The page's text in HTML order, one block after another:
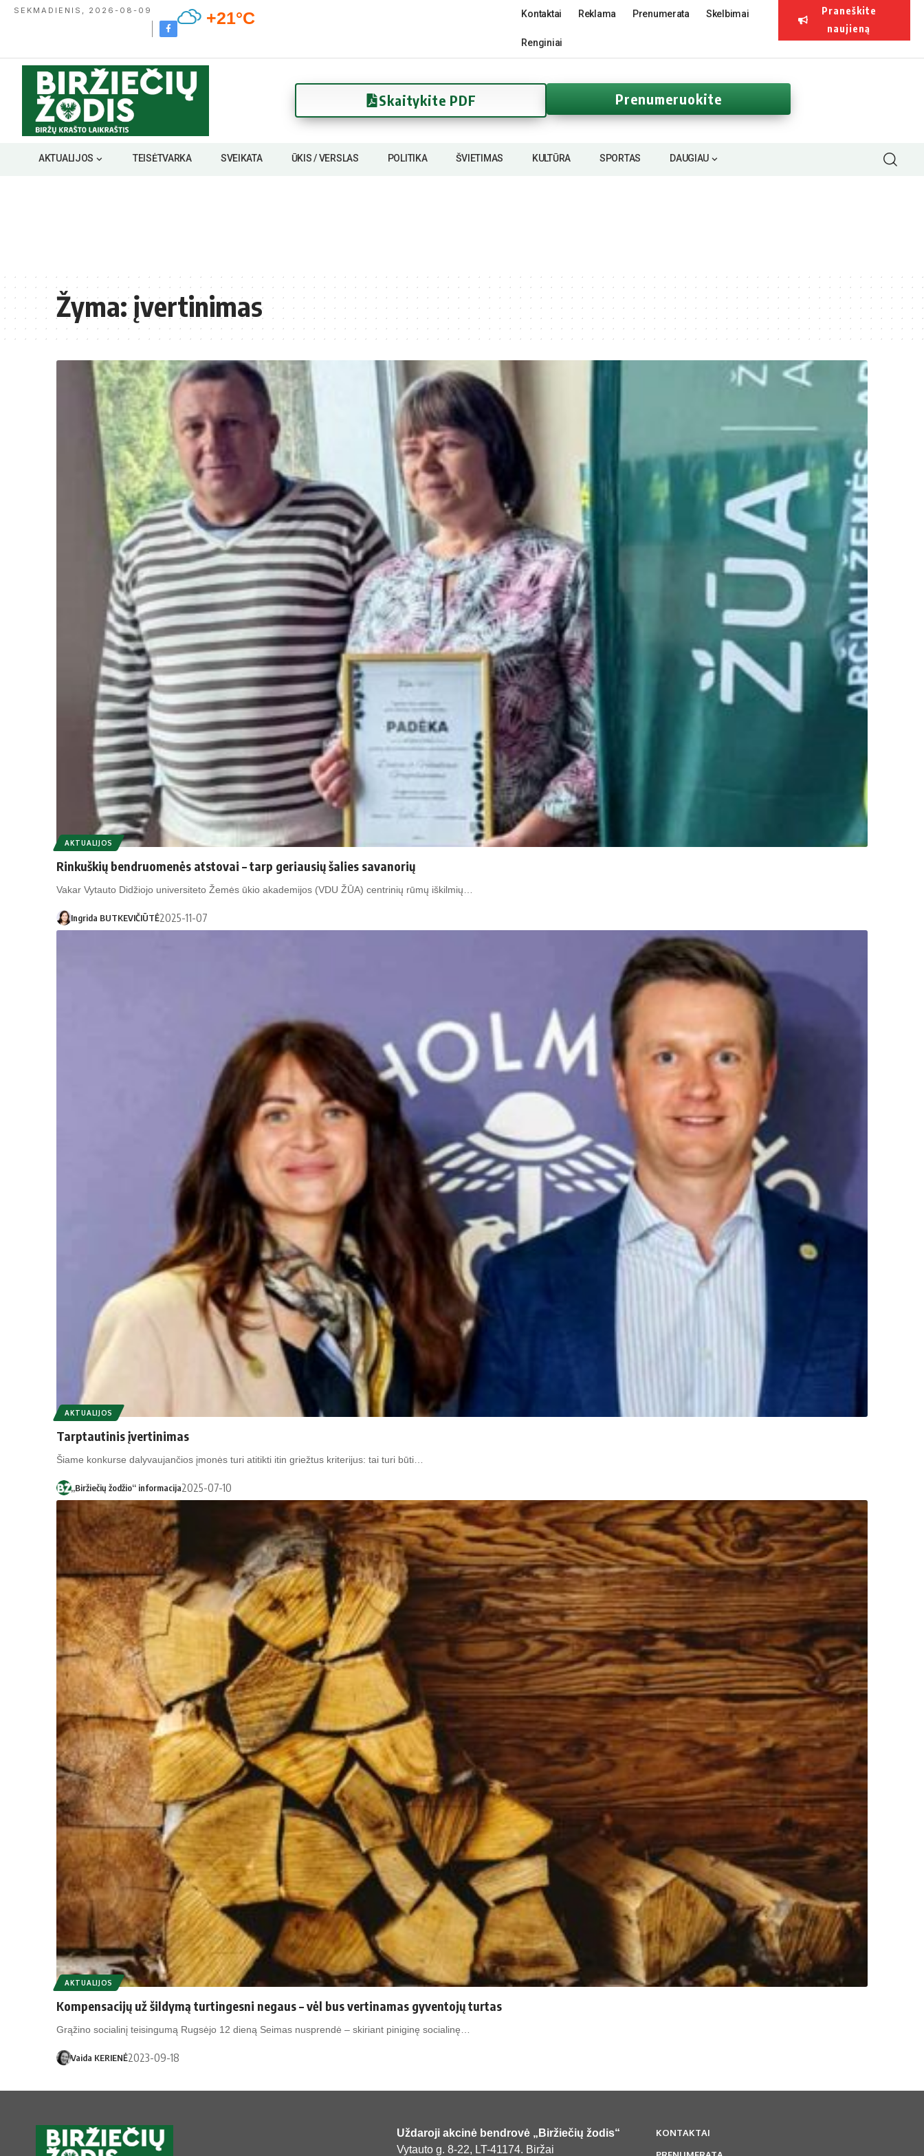
SEKMADIENIS, 2026-08-09 +21°C Kontaktai Reklama Prenumerata Skelbimai
Renginiai
Praneškite
naujieną
Skaitykite PDF Prenumeruokite
AKTUALIJOS TEISĖTVARKA SVEIKATA ŪKIS / VERSLAS POLITIKA ŠVIETIMAS KULTŪRA SPORTAS DAUGIAU
Žyma:įvertinimas
AKTUALIJOS
Rinkuškių bendruomenės atstovai – tarp geriausių šalies savanorių
Vakar Vytauto Didžiojo universiteto Žemės ūkio akademijos (VDU ŽŪA) centrinių rūmų iškilmių…
Ingrida BUTKEVIČIŪTĖ2025-11-07
AKTUALIJOS
Tarptautinis įvertinimas
Šiame konkurse dalyvaujančios įmonės turi atitikti itin griežtus kriterijus: tai turi būti…
„Biržiečių žodžio“ informacija2025-07-10
AKTUALIJOS
Kompensacijų už šildymą turtingesni negaus – vėl bus vertinamas gyventojų turtas
Grąžino socialinį teisingumą Rugsėjo 12 dieną Seimas nusprendė – skiriant piniginę socialinę…
Vaida KERIENĖ2023-09-18
Uždaroji akcinė bendrovė „Biržiečių žodis“
Vytauto g. 8-22, LT-41174. Biržai
KONTAKTAI